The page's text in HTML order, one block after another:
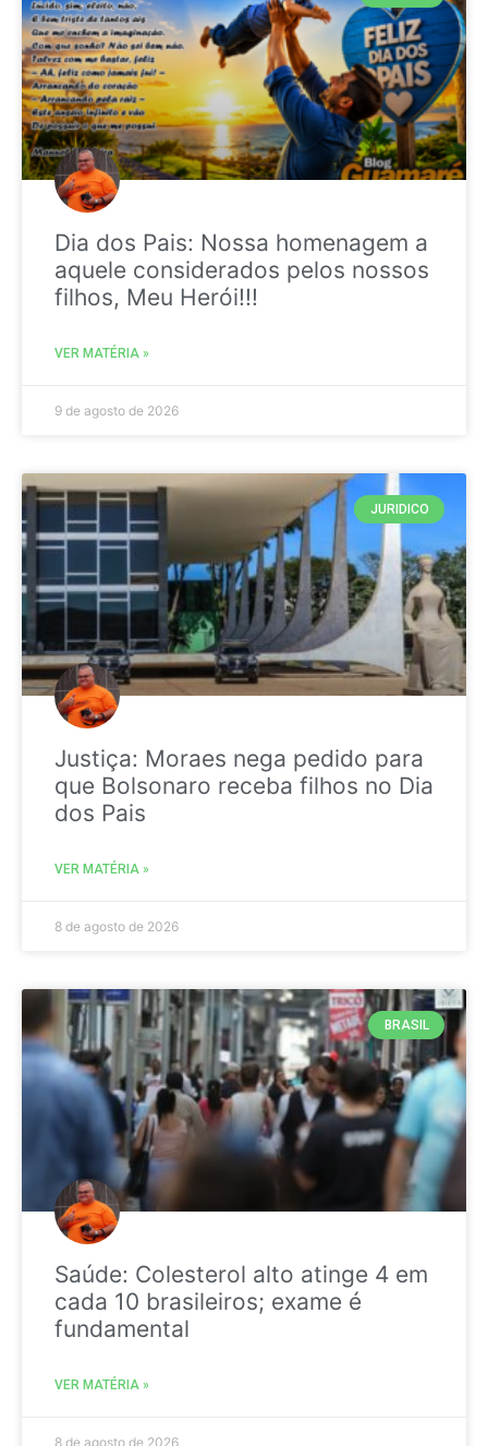
Dia dos Pais: Nossa homenagem a
aquele considerados pelos nossos
filhos, Meu Herói!!!
VER MATÉRIA »
9 de agosto de 2026
JURIDICO
Justiça: Moraes nega pedido para
que Bolsonaro receba filhos no Dia
dos Pais
VER MATÉRIA »
8 de agosto de 2026
BRASIL
Saúde: Colesterol alto atinge 4 em
cada 10 brasileiros; exame é
fundamental
VER MATÉRIA »
8 de agosto de 2026